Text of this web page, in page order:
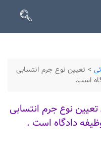
> تعیین نوع جرم انتسابی
است.
اصراری كیفری 16ـ 1377 ــ تعیین نوع جرم انتسابی
دادگاه است .